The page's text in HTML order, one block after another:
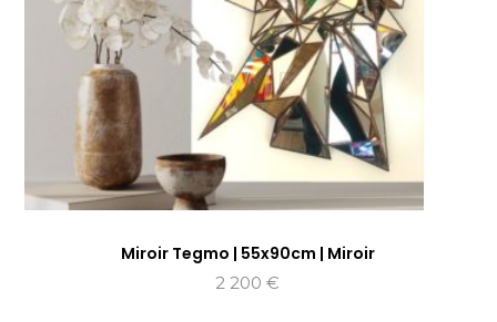
Miroir Tegmo | 55x90cm | Miroir
2 200€